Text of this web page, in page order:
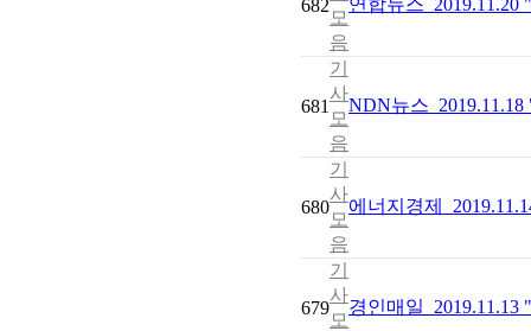
682
모
음
연합뉴스
681
기
사
모
음
NDN뉴스
680
기
사
모
음
에너지경제
679
기
사
모
경인매일